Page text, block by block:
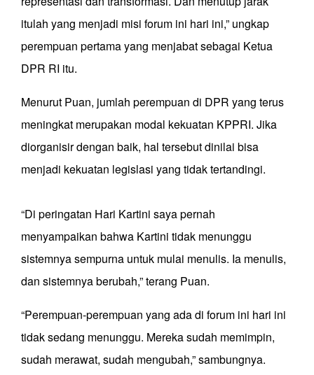
itulah yang menjadi misi forum ini hari ini,” ungkap
perempuan pertama yang menjabat sebagai Ketua
DPR RI itu.
Menurut Puan, jumlah perempuan di DPR yang terus
meningkat merupakan modal kekuatan KPPRI. Jika
diorganisir dengan baik, hal tersebut dinilai bisa
menjadi kekuatan legislasi yang tidak tertandingi.
“Di peringatan Hari Kartini saya pernah
menyampaikan bahwa Kartini tidak menunggu
sistemnya sempurna untuk mulai menulis. Ia menulis,
dan sistemnya berubah,” terang Puan.
“Perempuan-perempuan yang ada di forum ini hari ini
tidak sedang menunggu. Mereka sudah memimpin,
sudah merawat, sudah mengubah,” sambungnya.